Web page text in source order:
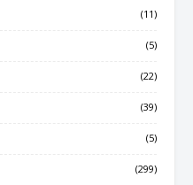
(11)
(5)
(22)
(39)
(5)
(299)